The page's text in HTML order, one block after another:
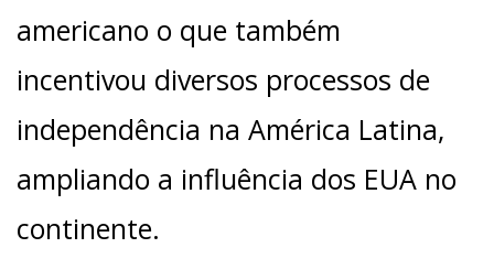
americano o que também
incentivou diversos processos de
independência na América Latina,
ampliando a influência dos EUA no
continente.